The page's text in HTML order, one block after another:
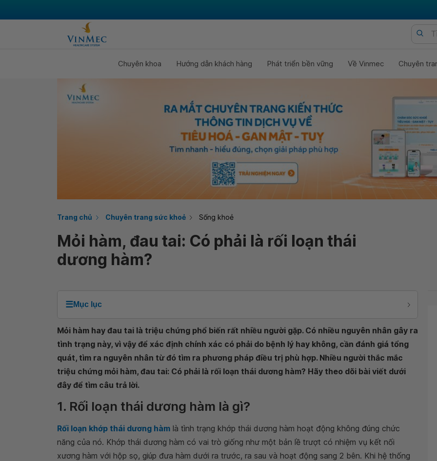
Chuyên khoa Hướng dẫn khách hàng Phát triển bền vững Về Vinmec Chuyên
Trang chủ Chuyên trang sức khoẻ Sống khoẻ
Mỏi hàm, đau tai: Có phải là rối loạn thái
dương hàm?
☰Mục lục
Mỏi hàm hay đau tai là triệu chứng phổ biến rất nhiều người gặp. Có nhiều nguyên nhân gây ra
tình trạng này, vì vậy để xác định chính xác có phải do bệnh lý hay không, cần đánh giá tổng
quát, tìm ra nguyên nhân từ đó tìm ra phương pháp điều trị phù hợp. Nhiều người thắc mắc
triệu chứng mỏi hàm, đau tai: Có phải là rối loạn thái dương hàm? Hãy theo dõi bài viết dưới
đây để tìm câu trả lời.
1. Rối loạn thái dương hàm là gì?
Rối loạn khớp thái dương hàm là tình trạng khớp thái dương hàm hoạt động không đúng chức
năng của nó. Khớp thái dương hàm có vai trò giống như một bản lề trượt có nhiệm vụ kết nối
xương hàm với hộp sọ, giúp đưa hàm dưới ra trước, ra sau và hoạt động sang 2 bên. Khi hệ thống